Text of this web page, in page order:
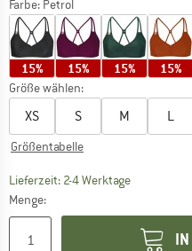
Farbe: Petrol
15% 15% 15% 15%
Größe wählen:
XS S M L
Größentabelle
Lieferzeit: 2-4 WerktageDer Link
Menge: